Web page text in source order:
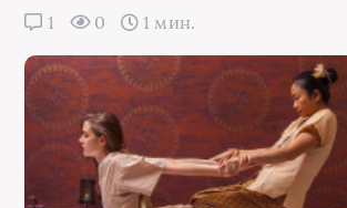
1 0 1 мин.